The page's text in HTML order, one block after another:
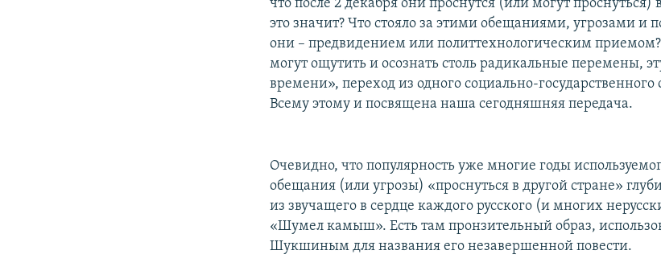
что после 2 декабря они проснутся (или могут проснуться)
это значит? Что стояло за этими обещаниями, угрозами и
они – предвидением или политтехнологическим
могут ощутить и осознать столь радикальные перемены,
времени», переход из одного социально-государственного
Всему этому и посвящена наша сегодняшняя передача.
Очевидно, что популярность уже многие годы
обещания (или угрозы) «проснуться в другой стране»
из звучащего в сердце каждого русского (и многих
«Шумел камыш». Есть там пронзительный образ,
Шукшиным для названия его незавершенной повести.